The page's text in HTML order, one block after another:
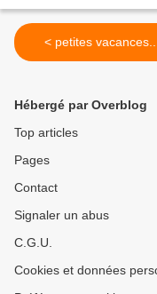
< petites vacances....
Hébergé par Overblog
Top articles
Pages
Contact
Signaler un abus
C.G.U.
Cookies et données